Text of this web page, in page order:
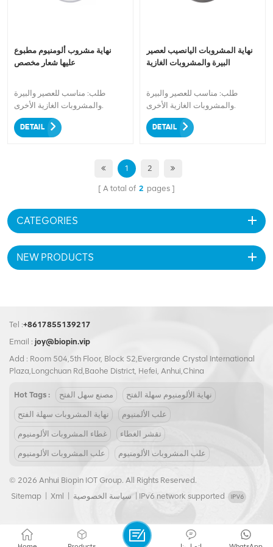
الأطراف سهلة الفتح مثالية لتعبئة
الفتح لتغليف العلب الموثوق به
لإنشاء حل تغليف فريد وملفت
نهاية مشروب ألومنيوم مطبوع
عليها شعار مخصص
طلب: مناسب للعصير والبيرة
والمشروبات الغازية الأخرى.
DETAIL
نهاية المشروبات اليانصيب لعصير
البيرة والمشروبات الغازية
طلب: مناسب للعصير والبيرة
والمشروبات الغازية الأخرى.
DETAIL
1 2
A total of 2 pages
CATEGORIES
NEW PRODUCTS
Tel :+8617855139217
Email : joy@biopin.vip
Add : Room 504,5th Floor, Block S2,Evergrande Crystal International
Plaza,Longchuan Rd,Baohe District, Hefei, Anhui,China
Hot Tags : مصنع سهل الفتح نهاية الألومنيوم سهلة الفتح
نهاية المشروبات سهلة الفتح علب الألمنيوم
غطاء المشروبات الألومنيوم تقشر الغطاء
علب المشروبات الألومنيوم علب المشروبات الألومنيوم
© 2026 Anhui Biopin IOT Group. All Rights Reserved.
Sitemap
Xml سياسة الخصوصية IPv6 network supported